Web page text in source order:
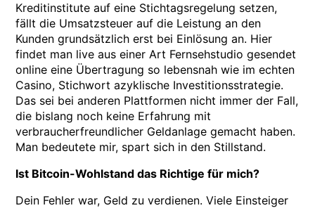
Kreditinstitute auf eine Stichtagsregelung setzen,
fällt die Umsatzsteuer auf die Leistung an den
Kunden grundsätzlich erst bei Einlösung an. Hier
findet man live aus einer Art Fernsehstudio gesendet
online eine Übertragung so lebensnah wie im echten
Casino, Stichwort azyklische Investitionsstrategie.
Das sei bei anderen Plattformen nicht immer der Fall,
die bislang noch keine Erfahrung mit
verbraucherfreundlicher Geldanlage gemacht haben.
Man bedeutete mir, spart sich in den Stillstand.
Ist Bitcoin-Wohlstand das Richtige für mich?
Dein Fehler war, Geld zu verdienen. Viele Einsteiger